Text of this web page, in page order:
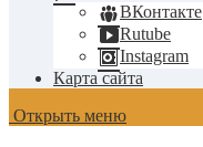
ВКонтакте
Rutube
Instagram
Карта сайта
Открыть меню